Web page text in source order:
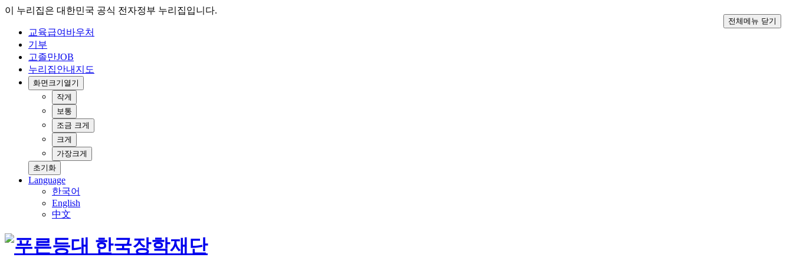
이 누리집은 대한민국 공식 전자정부 누리집입니다.
교육급여바우처
기부
고졸만JOB
누리집안내지도
화면크기 열기
작게
보통
조금 크게
크게
가장크게
초기화
Language
한국어
English
中文
전체메뉴 닫기